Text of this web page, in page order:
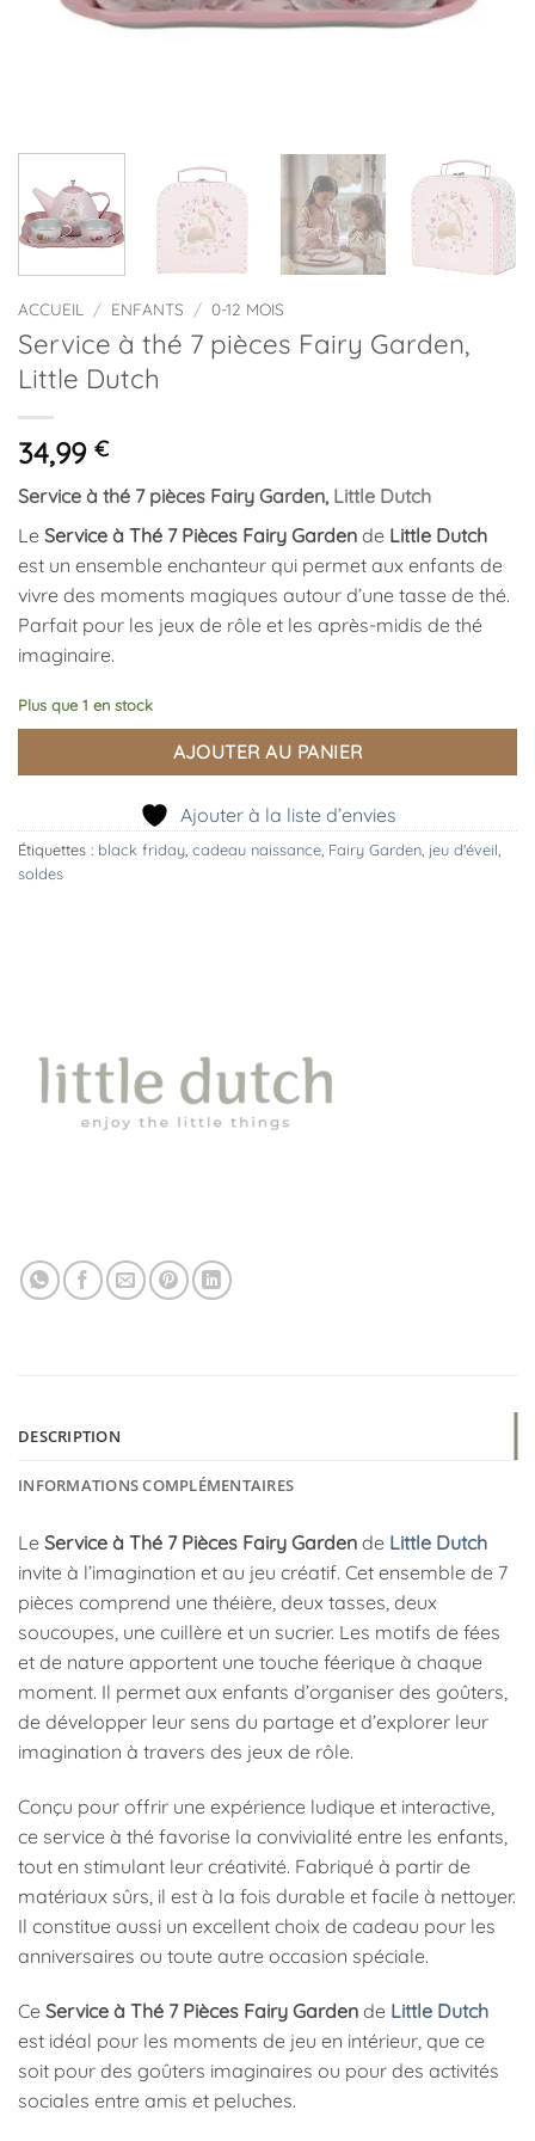
ACCUEIL / ENFANTS / 0-12 MOIS
Service à thé 7 pièces Fairy Garden,
Little Dutch
34,99 €
Service à thé 7 pièces Fairy Garden, Little Dutch
Le Service à Thé 7 Pièces Fairy Garden de Little Dutch
est un ensemble enchanteur qui permet aux enfants de
vivre des moments magiques autour d’une tasse de thé.
Parfait pour les jeux de rôle et les après-midis de thé
imaginaire.
Plus que 1 en stock
AJOUTER AU PANIER
Ajouter à la liste d’envies
Étiquettes : black friday cadeau naissance Fairy Garden jeu d'éveil
soldes
DESCRIPTION
INFORMATIONS COMPLÉMENTAIRES
Le Service à Thé 7 Pièces Fairy Garden de Little Dutch
invite à l’imagination et au jeu créatif. Cet ensemble de 7
pièces comprend une théière, deux tasses, deux
soucoupes, une cuillère et un sucrier. Les motifs de fées
et de nature apportent une touche féerique à chaque
moment. Il permet aux enfants d’organiser des goûters,
de développer leur sens du partage et d’explorer leur
imagination à travers des jeux de rôle.
Conçu pour offrir une expérience ludique et interactive,
ce service à thé favorise la convivialité entre les enfants,
tout en stimulant leur créativité. Fabriqué à partir de
matériaux sûrs, il est à la fois durable et facile à nettoyer.
Il constitue aussi un excellent choix de cadeau pour les
anniversaires ou toute autre occasion spéciale.
Ce Service à Thé 7 Pièces Fairy Garden de Little Dutch
est idéal pour les moments de jeu en intérieur, que ce
soit pour des goûters imaginaires ou pour des activités
sociales entre amis et peluches.